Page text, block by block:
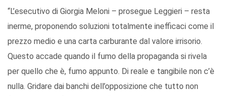
“L’esecutivo di Giorgia Meloni – prosegue Leggieri – resta
inerme, proponendo soluzioni totalmente inefficaci come il
prezzo medio e una carta carburante dal valore irrisorio.
Questo accade quando il fumo della propaganda si rivela
per quello che è, fumo appunto. Di reale e tangibile non c’è
nulla. Gridare dai banchi dell’opposizione che tutto non